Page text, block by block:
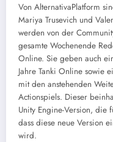
Von AlternativaPlatform
Mariya Trusevich und
werden von der
gesamte Wochenende
Online. Sie geben auch
Jahre Tanki Online sowie
mit den anstehenden
Actionspiels. Dieser
Unity Engine-Version, die
dass diese neue Version
wird.